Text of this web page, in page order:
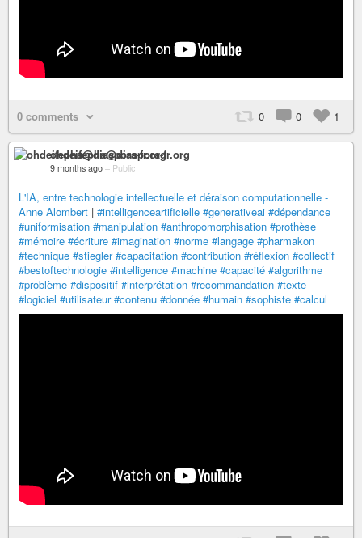
0 comments 0 0 1
ohdeifepha@diaspora-fr.org
9 months ago – Public
L'IA, entre technologie intellectuelle et déraison computationnelle -
Anne Alombert | #intelligenceartificielle #generativeai #dépendance
#uniformisation #manipulation #anthropomorphisation #prothèse
#mémoire #écriture #imagination #norme #langage #pharmakon
#technique #stiegler #capacitation #contribution #réflexion #collectif
#bestoftechnologie #intelligence #machine #capacité #algorithme
#problème #dispositif #interprétation #recommandation #texte
#logiciel #utilisateur #contenu #donnée #humain #sophiste #calcul